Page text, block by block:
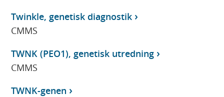
Twinkle, genetisk diagnostik
CMMS
TWNK (PEO1), genetisk utredning
CMMS
TWNK-genen